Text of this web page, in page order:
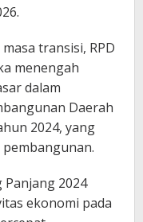
transisi, RPD
menengah
dalam
Daerah
2024, yang
2024
ekonomi pada